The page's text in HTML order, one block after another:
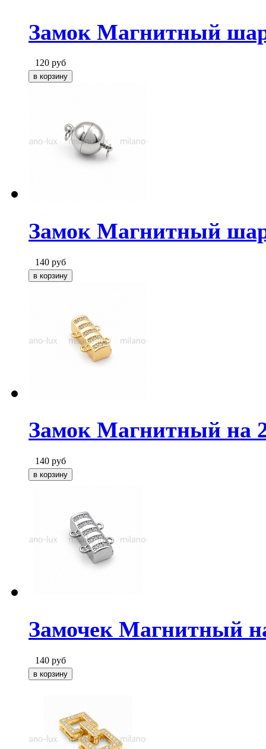
Замок Магнитный
120 руб
Замок Магнитный
140 руб
Замок Магнитный на
140 руб
Замочек Магнитный
140 руб